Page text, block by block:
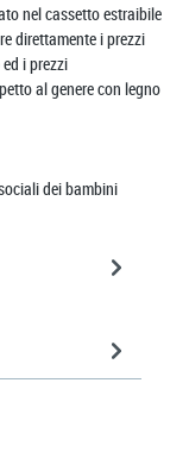
nel cassetto estraibile
direttamente i prezzi
i prezzi
al genere con legno
dei bambini